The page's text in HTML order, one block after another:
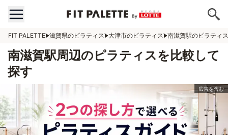
FIT PALETTE 滋賀県のピラティス 大津市のピラティス 南滋賀駅のピラティス
南滋賀駅周辺のピラティスを比較して
探す